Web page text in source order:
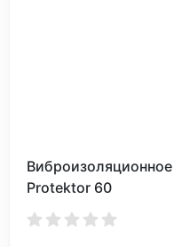
Protektor 60